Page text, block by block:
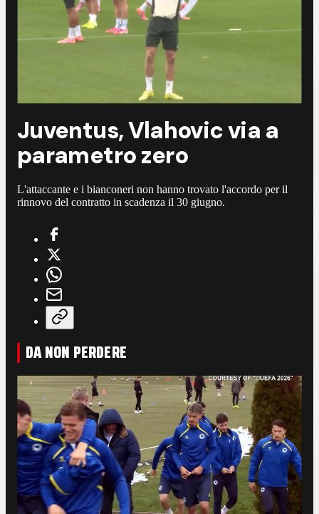
Juventus, Vlahovic via a
parametro zero
L'attaccante e i bianconeri non hanno trovato l'accordo per il
rinnovo del contratto in scadenza il 30 giugno.
DA NON PERDERE